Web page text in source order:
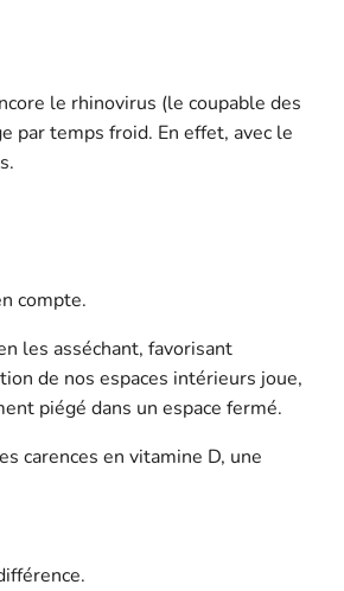
le rhinovirus (le coupable des
par temps froid. En effet, avec le
compte.
les asséchant, favorisant
de nos espaces intérieurs joue,
piégé dans un espace fermé.
carences en vitamine D, une